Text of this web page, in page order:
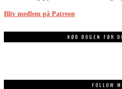
Bliv medlem på Patreon
KØB BOGEN FØR
FOLLOW